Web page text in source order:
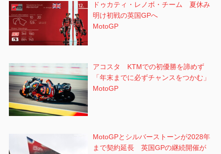
ドゥカティ・レノボ・チーム 夏休み
明け初戦の英国GPへ
MotoGP
アコスタ KTMでの初優勝を諦めず
「年末までに必ずチャンスをつかむ」
MotoGP
MotoGPとシルバーストーンが2028年
まで契約延長 英国GPの継続開催が